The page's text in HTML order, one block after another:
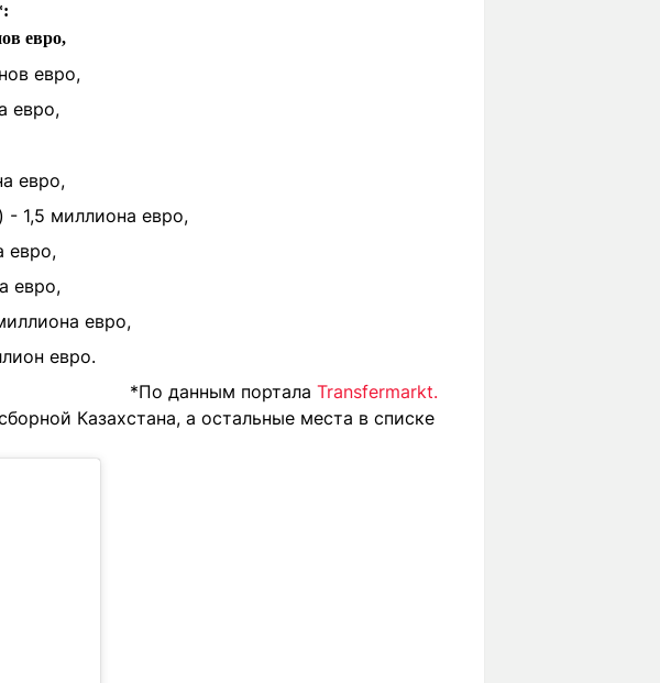
евро,
евро,
евро,
евро,
1,5 миллиона евро,
евро,
евро,
евро,
евро.
*По данным портала Transfermarkt.
Казахстана, а остальные места в списке